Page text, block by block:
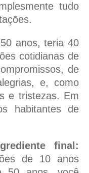
tudo
anos, teria 40
cotidianas de
de
e, como
e tristezas. Em
habitantes de
final:
de 10 anos